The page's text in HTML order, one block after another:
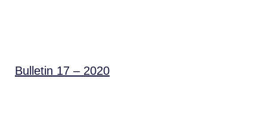
Bulletin 17 – 2020